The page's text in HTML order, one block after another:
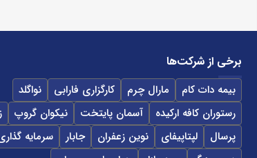
برخی از شرکت‌ها
بیمه دات کام مارال چرم کارگزاری فارابی
نواگلد
رستوران کافه ارکیده
آسمان پایتخت نیکوان گروپ
پرسال
لپتاپیفای نوین زعفران جابار
سرمایه